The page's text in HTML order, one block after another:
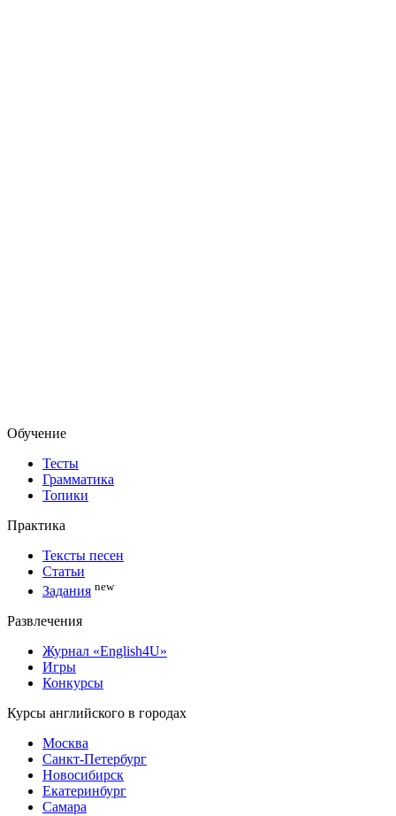
Обучение
Тесты
Грамматика
Топики
Практика
Тексты песен
Статьи
Задания new
Развлечения
Журнал «English4U»
Игры
Конкурсы
Курсы английского в городах
Москва
Санкт-Петербург
Новосибирск
Екатеринбург
Самара